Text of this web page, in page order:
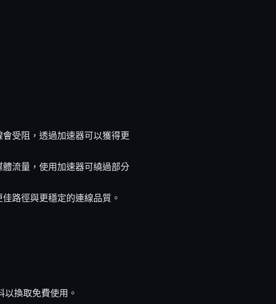
受阻，透過加速器可以獲得更
流量，使用加速器可繞過部分
路徑與更穩定的連線品質。
換取免費使用。